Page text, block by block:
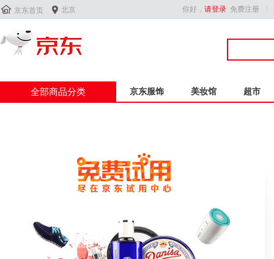
 京东首页  北京 你好， 请登录 免费注册
全部商品分类 京东服饰 美妆馆 超市